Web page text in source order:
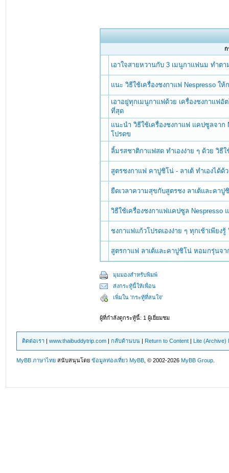
ก
เอาใจสายหวานกับ 3 เมนูกาแฟนม ทำตา
แนะ วิธีใช้เครื่องชงกาแฟ Nespresso ใ
เอาอยู่ทุกเมนูกาแฟด้วย เครื่องชงกาแฟอั
ที่สุด
แนะนำ วิธีใช้เครื่องชงกาแฟ แคปซูลจาก
โปรดข
ลิ้มรสชาติกาแฟสด ทำเองง่าย ๆ ด้วย วิธี
สูตรชงกาแฟ คาปูชิโน่ - ลาเต้ ทำเองได้ด้
ยืดเวลาความสุขกับสูตรชง ลาเต้และคาปู
วิธีใช้เครื่องชงกาแฟแคปซูล Nespresso
ชงกาแฟแก้วโปรดเองง่าย ๆ ทุกเช้าเพียง
สูตรกาแฟ ลาเต้และคาปูชิโน่ หอมกรุ่นจา
มุมมองสำหรับพิมพ์
ส่งกระทู้นี้ให้เพื่อน
เพิ่มใน 'กระทู้ที่สนใจ'
ผู้ที่กำลังดูกระทู้นี้: 1 ผู้เยี่ยมชม
ติดต่อเรา |www.thaibuddytrip.com |กลับด้านบน | Return to Content | Lite (Archive)
MyBB ภาษาไทย สนับสนุนโดยข้อมูลท่องเที่ยว MyBB , © 2002-2026MyBB Group